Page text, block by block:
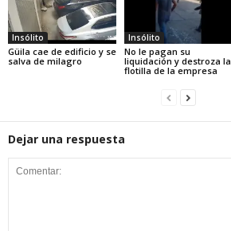
Insólito
Güila cae de edificio y se
salva de milagro
Insólito
No le pagan su
liquidación y destroza la
flotilla de la empresa
Dejar una respuesta